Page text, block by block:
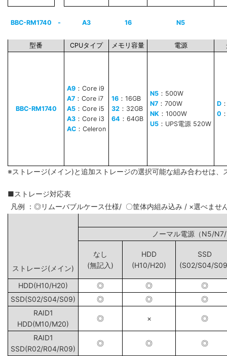
BBC-RM1740 - A3 16 N5
型番 CPUタイプ メモリ容量 電源
BBC-RM1740
A9 ：Core i9
A7 ：Core i7
A5 ：Core i5
A3 ：Core i3
AC ：Celeron
16 ：16GB
32 ：32GB
64 ：64GB
N5 ：500W
N7 ：700W
NK ：1000W
U5 ：UPS電源 520W
D
0
※ストレージ(メイン)と追加ストレージの選択可能な組み合わせは、
■ストレージ対応表
凡例 ：◎リムーバブルケース仕様/ 〇筐体内組み込み / ×選べませ
ストレージ(メイン)
ノーマル電源（
なし
(無記入)
HDD
(H10/H20)
SSD
(S02/S04/
HDD(H10/H20) ◎ ◎
◎
SSD(S02/S04/S09)
◎ ◎
◎
RAID1
HDD(M10/M20)
◎ × ◎
RAID1
SSD(R02/R04/R09)
◎ ◎ ◎